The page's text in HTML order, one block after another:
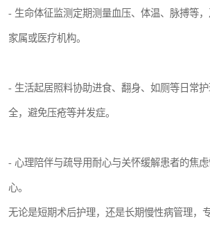
- 生命体征监测定期测量血压、体温、脉搏等
家属或医疗机构。
- 生活起居照料协助进食、翻身、如厕等日常
全，避免压疮等并发症。
- 心理陪伴与疏导用耐心与关怀缓解患者的焦
心。
无论是短期术后护理，还是长期慢性病管理，